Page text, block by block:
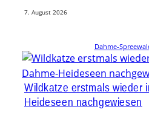
7. August 2026
Dahme-
Wildkatze erstmals wieder
Heideseen nachgewiesen